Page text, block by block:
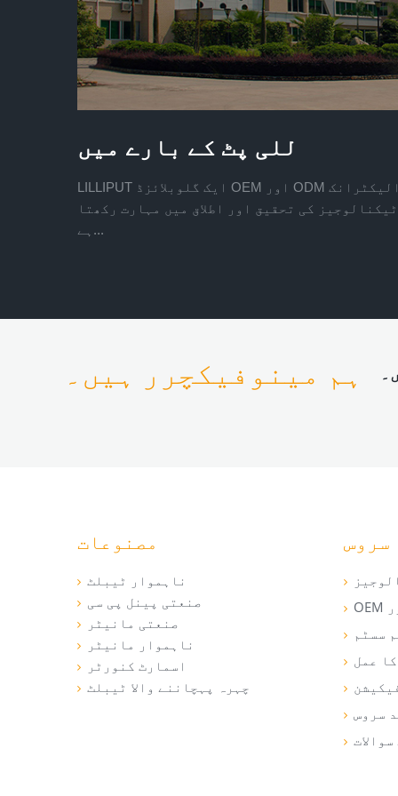
للی پٹ کے بارے میں
LILLIPUT ایک گلوبلائزڈ OEM اور ODM خدمات فراہم کنندہ ہے جو الیکٹرانک
کی تحقیق اور اطلاق میں مہارت رکھتا
ہے...
ہم مینوفیکچرر ہیں۔
مصنوعات
ناہموار ٹیبلٹ
صنعتی پینل پی سی
صنعتی مانیٹر
ناہموار مانیٹر
اسمارٹ کنورٹر
چہرہ پہچاننے والا ٹیبلٹ
سروس
سسٹم
عمل
سروس